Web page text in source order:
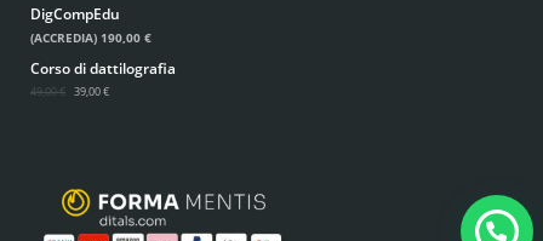
DigCompEdu
(ACCREDIA) 190,00 €
Corso di dattilografia
49,00 € 39,00 €